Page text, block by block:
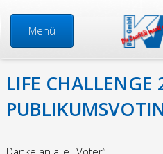
Start
Neuigkeiten
Menü
LIFE CHALLENGE
Danke an alle „Voter“ !!!